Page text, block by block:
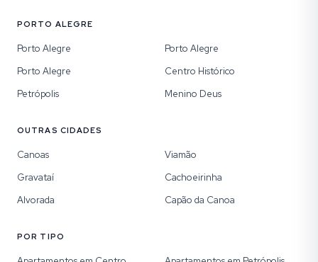
PORTO ALEGRE
Porto Alegre
Porto Alegre
Porto Alegre
Centro Histórico
Petrópolis
Menino Deus
OUTRAS CIDADES
Canoas
Viamão
Gravataí
Cachoeirinha
Alvorada
Capão da Canoa
POR TIPO